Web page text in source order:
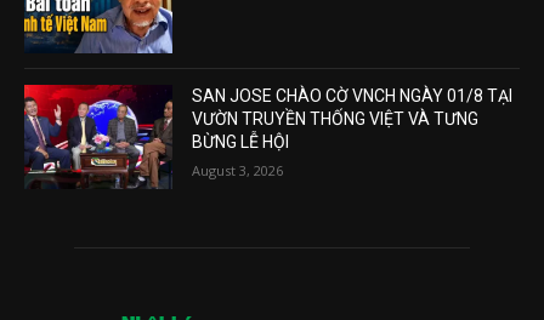
SAN JOSE CHÀO CỜ VNCH NGÀY 01/8 TẠI
VƯỜN TRUYỀN THỐNG VIỆT VÀ TƯNG
BỪNG LỄ HỘI
August 3, 2026